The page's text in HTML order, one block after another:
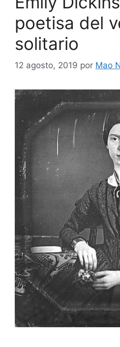
poetisa del
solitario
12 agosto, 2019 por Mao